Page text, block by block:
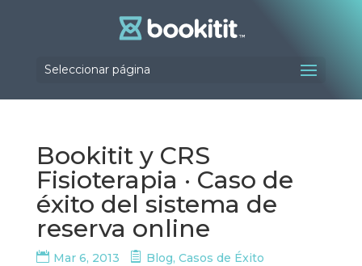
Seleccionar página
Bookitit y CRS
Fisioterapia · Caso de
éxito del sistema de
reserva online
Mar 6, 2013 Blog, Casos de Éxito